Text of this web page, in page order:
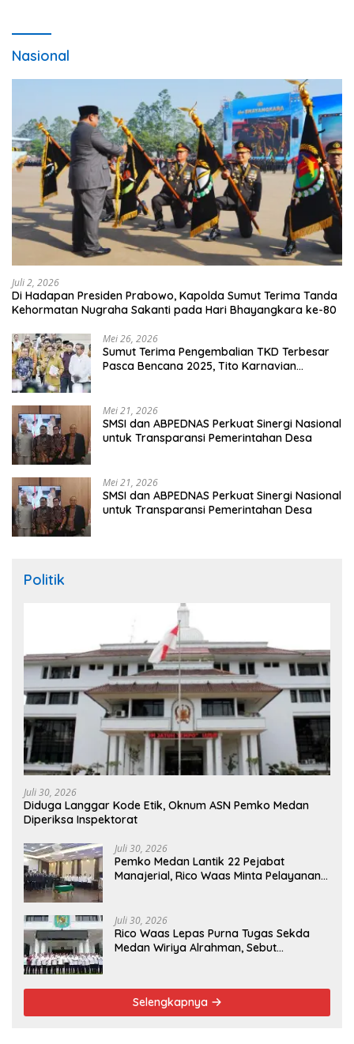
Nasional
Juli 2, 2026
Di Hadapan Presiden Prabowo, Kapolda Sumut Terima Tanda
Kehormatan Nugraha Sakanti pada Hari Bhayangkara ke-80
Mei 26, 2026
Sumut Terima Pengembalian TKD Terbesar
Pasca Bencana 2025, Tito Karnavian
Mei 21, 2026
SMSI dan ABPEDNAS Perkuat Sinergi Nasional
untuk Transparansi Pemerintahan Desa
Mei 21, 2026
SMSI dan ABPEDNAS Perkuat Sinergi Nasional
untuk Transparansi Pemerintahan Desa
Politik
Juli 30, 2026
Diduga Langgar Kode Etik, Oknum ASN Pemko Medan
Diperiksa Inspektorat
Juli 30, 2026
Pemko Medan Lantik 22 Pejabat
Manajerial, Rico Waas Minta Pelayanan
Juli 30, 2026
Rico Waas Lepas Purna Tugas Sekda
Medan Wiriya Alrahman, Sebut
Selengkapnya